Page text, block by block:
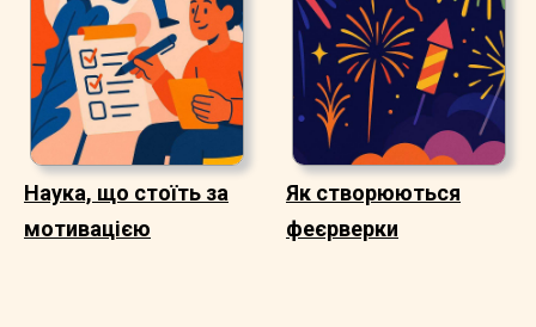
Наука, що стоїть за
мотивацією
Як створюються
феєрверки